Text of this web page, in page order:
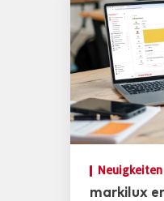
Neuigkeiten
markilux